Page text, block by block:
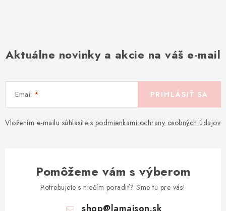
Aktuálne novinky a akcie na váš e-mail
Email
Vložením e-mailu súhlasíte s podmienkami ochrany osobných údajov
PRIHLÁSIŤ SA
Pomôžeme vám s výberom
Potrebujete s niečím poradiť? Sme tu pre vás!